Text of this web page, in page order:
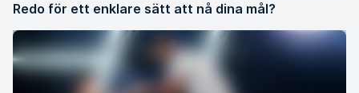
Redo för ett enklare sätt att nå dina mål?